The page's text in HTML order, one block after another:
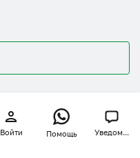
Войти Помощь Уведом...